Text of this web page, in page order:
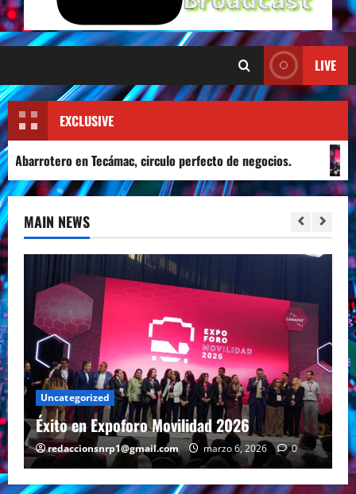
LIVE
EXCLUSIVE
circulo perfecto de negocios. Éxito en
MAIN NEWS
Uncategorized
Éxito en Expoforo Movilidad 2026
redaccionsnrp1@gmail.com marzo 6, 2026 0